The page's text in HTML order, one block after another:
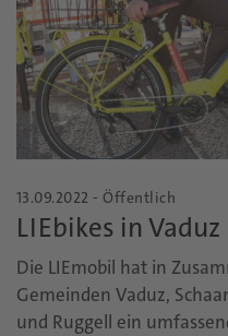
13.09.2022 - Öffentlich
LIEbikes in Vaduz
Die LIEmobil hat in
Gemeinden Vaduz,
und Ruggell ein